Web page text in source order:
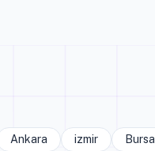
Ankara izmir Bursa